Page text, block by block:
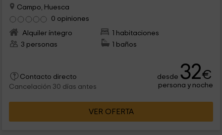
Campo, Huesca
0 opiniones
Alquiler íntegro
1 habitaciones
3 personas
1 baños
Contacto directo
Cancelación 30 días antes
desde 32€
persona y noche
VER OFERTA